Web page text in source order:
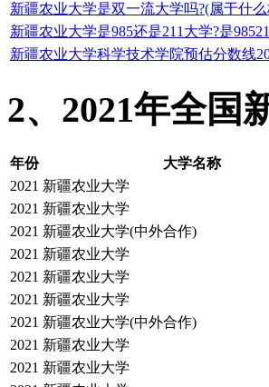
新疆农业大学是双一流大学吗?(属于什
新疆农业大学是985还是211大学?是
新疆农业大学科学技术学院预估分数线
2、2021年全国
年份 大学名称
2021 新疆农业大学
2021 新疆农业大学
2021 新疆农业大学(中外合作)
2021 新疆农业大学
2021 新疆农业大学
2021 新疆农业大学
2021 新疆农业大学(中外合作)
2021 新疆农业大学
2021 新疆农业大学